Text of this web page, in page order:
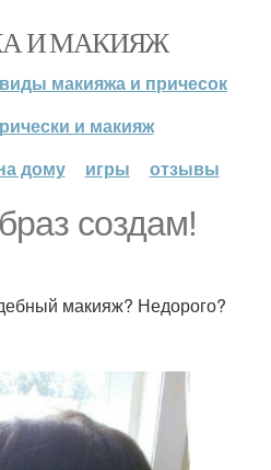
И МАКИЯЖ
виды макияжа и причесок
и макияж
дому
игры отзывы
создам!
макияж? Недорого?